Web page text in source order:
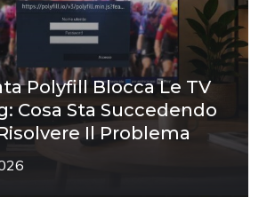
Polyfill Blocca Le TV
Cosa Sta Succedendo
Il Problema